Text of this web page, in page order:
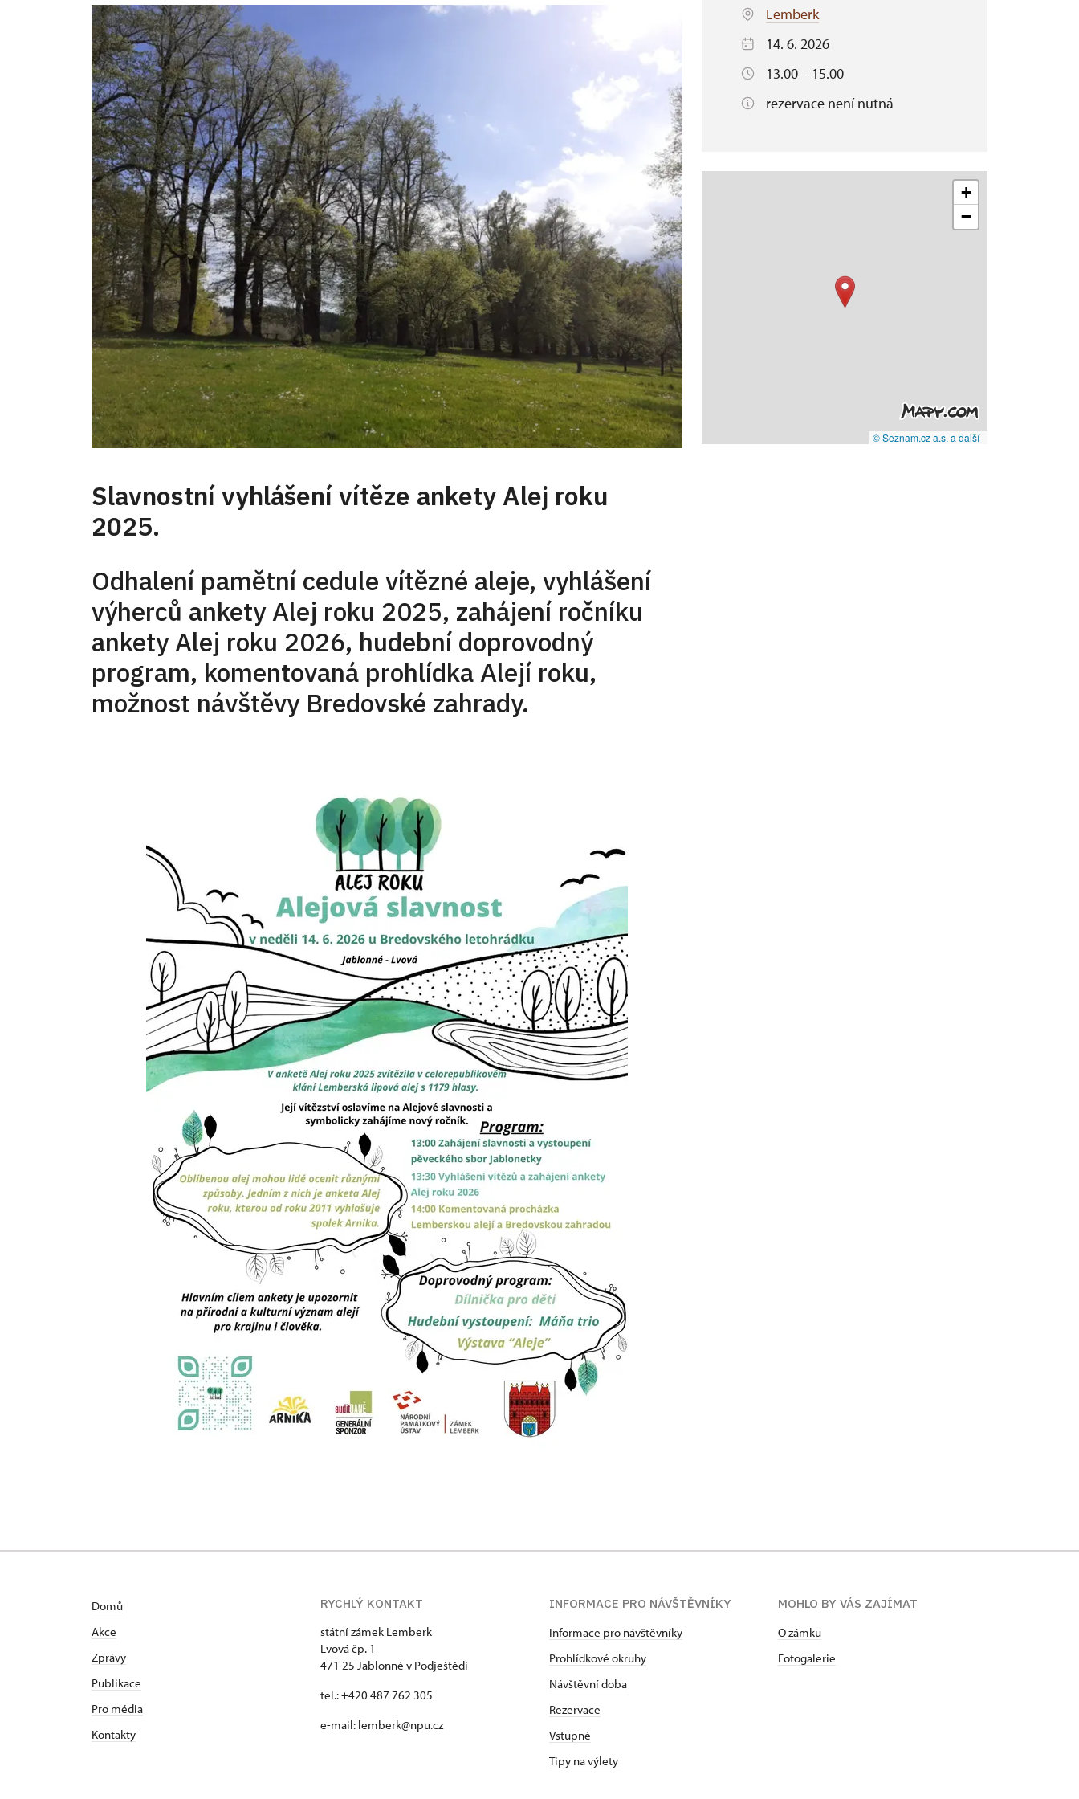
Slavnostní vyhlášení vítěze ankety Alej roku
2025.
Odhalení pamětní cedule vítězné aleje, vyhlášení
výherců ankety Alej roku 2025, zahájení ročníku
ankety Alej roku 2026, hudební doprovodný
program, komentovaná prohlídka Alejí roku,
možnost návštěvy Bredovské zahrady.
Lemberk
14. 6. 2026
13.00 – 15.00
rezervace není nutná
+
−
© Seznam.cz a.s. a další
Domů
Akce
Zprávy
Publikace
Pro média
Kontakty
RYCHLÝ KONTAKT
státní zámek Lemberk
Lvová čp. 1
471 25 Jablonné v Podještědí
tel.: +420 487 762 305
e-mail: lemberk@npu.cz
INFORMACE PRO NÁVŠTĚVNÍKY
Informace pro návštěvníky
Prohlídkové okruhy
Návštěvní doba
Rezervace
Vstupné
Tipy na výlety
MOHLO BY VÁS ZAJÍMAT
O zámku
Fotogalerie